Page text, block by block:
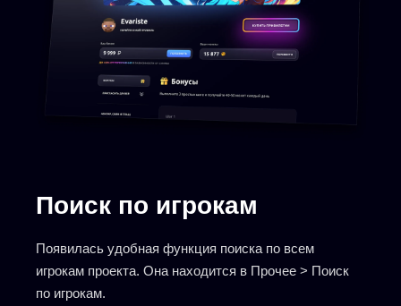
Поиск по игрокам
Появилась удобная функция поиска по всем
игрокам проекта. Она находится в Прочее > Поиск
по игрокам.